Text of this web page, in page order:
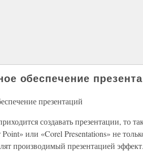
обеспечение
презентаций
создавать презентации, то
или «Corel Presentations» не
производимый презентацией